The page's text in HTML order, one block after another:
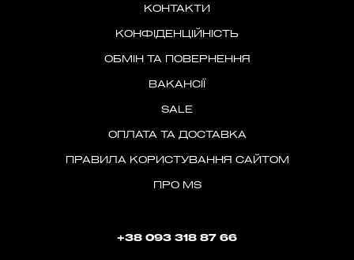
КОНТАКТИ
КОНФІДЕНЦІЙНІСТЬ
ОБМІН ТА ПОВЕРНЕННЯ
ВАКАНСІЇ
SALE
ОПЛАТА ТА ДОСТАВКА
ПРАВИЛА КОРИСТУВАННЯ САЙТОМ
ПРО MS
+38 093 318 87 66